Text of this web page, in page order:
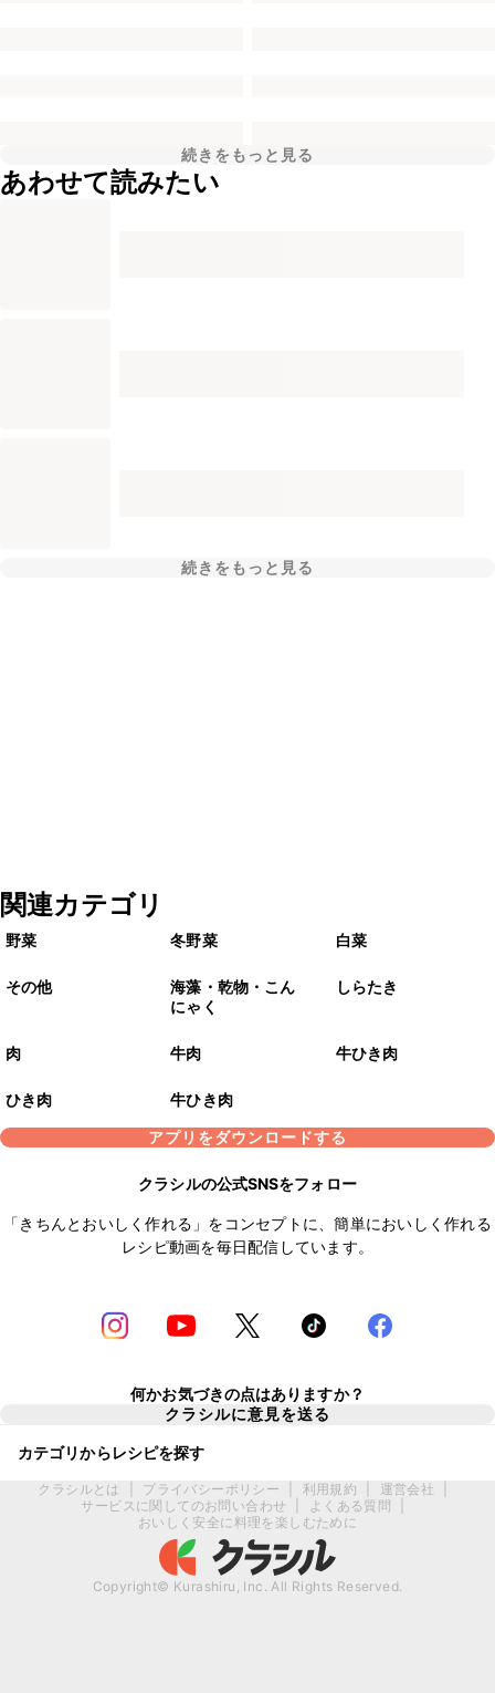
続きをもっと見る
あわせて読みたい
続きをもっと見る
関連カテゴリ
野菜 冬野菜 白菜
その他
海藻・乾物・こん
にゃく
しらたき
肉 牛肉 牛ひき肉
ひき肉
牛ひき肉
アプリをダウンロードする
クラシルの公式SNSをフォロー
「きちんとおいしく作れる」をコンセプトに、簡単においしく作れる
レシピ動画を毎日配信しています。
何かお気づきの点はありますか？
クラシルに意見を送る
カテゴリからレシピを探す
クラシルとは プライバシーポリシー 利用規約 運営会社
サービスに関してのお問い合わせ
よくある質問
おいしく安全に料理を楽しむために
Copyright© Kurashiru, Inc. All Rights Reserved.